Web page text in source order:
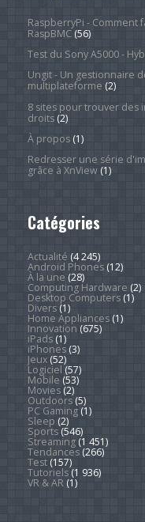
RaspberryPi - Comment
RaspBMC(56)
Test du Sony A5000 -
Ungit - Un gestionnaire
multiplateforme (2)
8 sites pour trouver des
droits(2)
À propos(1)
Redresser une série
grâce à XnView(1)
Catégories
Actualité (4 245)
Android Phones(12)
À la une (28)
Computing Hardware (2)
Desktop Computers(1)
Divers(1)
Home Appliances(1)
Innovation (675)
iPads(1)
iPhones(3)
Jeux(52)
Logiciel (57)
Mobile (53)
Movies(2)
Outdoors(5)
PC Gaming(1)
Sleep (2)
Sports(546)
Streaming(1 451)
Tendances(266)
Test(157)
Tutoriels(1 936)
VR & AR(1)